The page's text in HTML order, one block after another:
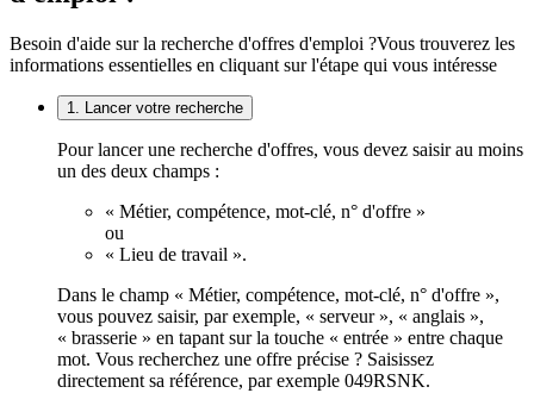
Besoin d'aide sur la recherche d'offres d'emploi ?Vous trouverez les
informations essentielles en cliquant sur l'étape qui vous intéresse
1. Lancer votre recherche
Pour lancer une recherche d'offres, vous devez saisir au moins
un des deux champs :
« Métier, compétence, mot-clé, n° d'offre »
ou
« Lieu de travail ».
Dans le champ « Métier, compétence, mot-clé, n° d'offre »,
vous pouvez saisir, par exemple, « serveur », « anglais »,
« brasserie » en tapant sur la touche « entrée » entre chaque
mot. Vous recherchez une offre précise ? Saisissez
directement sa référence, par exemple 049RSNK.